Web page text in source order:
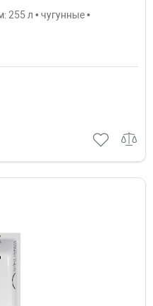
255 л • чугунные •